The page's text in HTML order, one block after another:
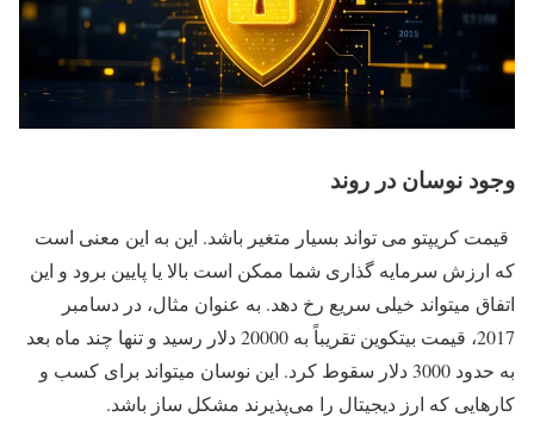
وجود نوسان در روند
قیمت کریپتو می تواند بسیار متغیر باشد. این به این معنی است
که ارزش سرمایه گذاری شما ممکن است بالا یا پایین برود و این
اتفاق میتواند خیلی سریع رخ دهد. به عنوان مثال، در دسامبر
2017، قیمت بیتکوین تقریباً به 20000 دلار رسید و تنها چند ماه بعد
به حدود 3000 دلار سقوط کرد. این نوسان میتواند برای کسب و
کارهایی که ارز دیجیتال را می‌پذیرند مشکل ساز باشد.